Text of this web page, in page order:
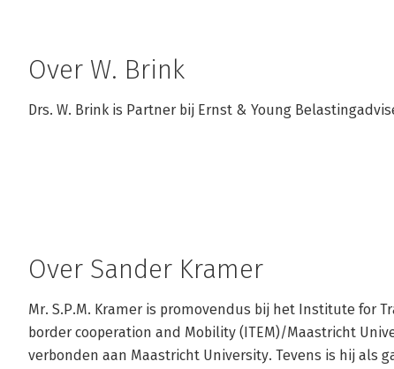
Over W. Brink
Drs. W. Brink is Partner bij Ernst & Young
Over Sander Kramer
Mr. S.P.M. Kramer is promovendus bij het Institute for
border cooperation and Mobility (ITEM)/Maastricht
verbonden aan Maastricht University. Tevens is hij als